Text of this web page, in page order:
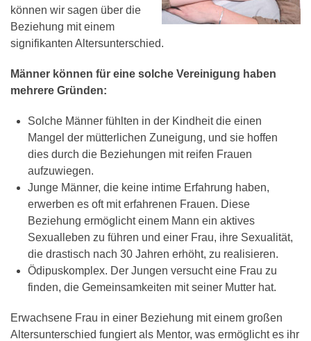
können wir sagen über die
Beziehung mit einem
signifikanten Altersunterschied.
Männer können für eine solche Vereinigung haben
mehrere Gründen:
Solche Männer fühlten in der Kindheit die einen
Mangel der mütterlichen Zuneigung, und sie hoffen
dies durch die Beziehungen mit reifen Frauen
aufzuwiegen.
Junge Männer, die keine intime Erfahrung haben,
erwerben es oft mit erfahrenen Frauen. Diese
Beziehung ermöglicht einem Mann ein aktives
Sexualleben zu führen und einer Frau, ihre Sexualität,
die drastisch nach 30 Jahren erhöht, zu realisieren.
Ödipuskomplex. Der Jungen versucht eine Frau zu
finden, die Gemeinsamkeiten mit seiner Mutter hat.
Erwachsene Frau in einer Beziehung mit einem großen
Altersunterschied fungiert als Mentor, was ermöglicht es ihr